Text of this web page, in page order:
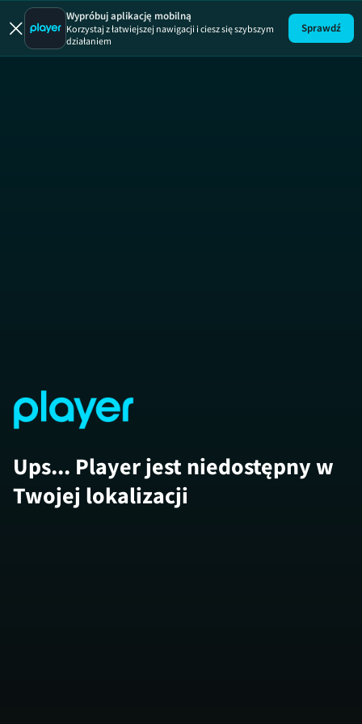
US
Wypróbuj aplikację mobilną
Korzystaj z łatwiejszej nawigacji i ciesz się szybszym
działaniem
Sprawdź
Ups... Player jest niedostępny w
Twojej lokalizacji